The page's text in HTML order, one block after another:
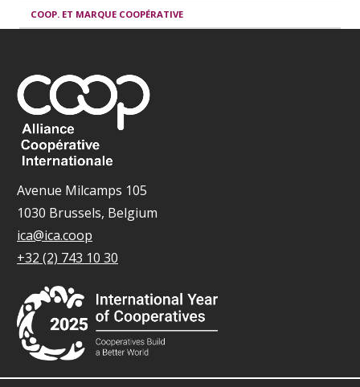
COOP. ET MARQUE COOPÉRATIVE
Avenue Milcamps 105
1030 Brussels, Belgium
ica@ica.coop
+32 (2) 743 10 30